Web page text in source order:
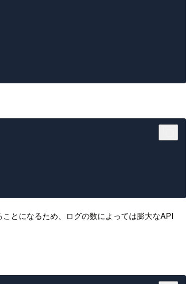
とになるため、ログの数によっては膨大なAPI